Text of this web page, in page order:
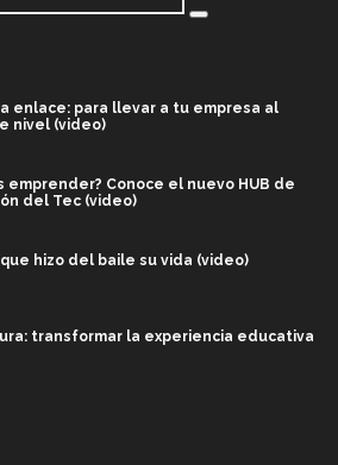
enlace: para llevar a tu empresa al
nivel (video)
emprender? Conoce el nuevo HUB de
del Tec (video)
hizo del baile su vida (video)
transformar la experiencia educativa